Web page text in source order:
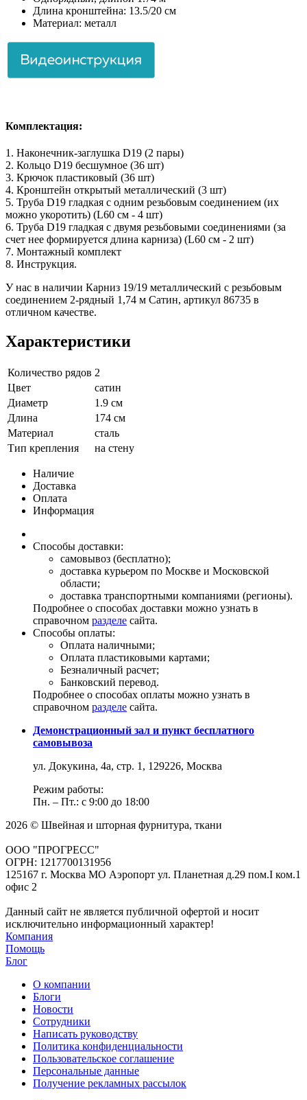
Длина кронштейна: 13.5/20 см
Материал: металл
Комплектация:
1. Наконечник-заглушка D19 (2 пары)
2. Кольцо D19 бесшумное (36 шт)
3. Крючок пластиковый (36 шт)
4. Кронштейн открытый металлический (3 шт)
5. Труба D19 гладкая с одним резьбовым соединением (их
можно укоротить) (L60 см - 4 шт)
6. Труба D19 гладкая с двумя резьбовыми соединениями (за
счет нее формируется длина карниза) (L60 см - 2 шт)
7. Монтажный комплект
8. Инструкция.
У нас в наличии Карниз 19/19 металлический с резьбовым
соединением 2-рядный 1,74 м Сатин, артикул 86735 в
отличном качестве.
Характеристики
Количество рядов 2
Цвет
сатин
Диаметр
1.9 см
Длина
174 см
Материал
сталь
Тип крепления
на стену
Наличие
Доставка
Оплата
Информация
Способы доставки:
самовывоз (бесплатно);
доставка курьером по Москве и Московской
области;
доставка транспортными компаниями (регионы).
Подробнее о способах доставки можно узнать в
справочном разделе сайта.
Способы оплаты:
Оплата наличными;
Оплата пластиковыми картами;
Безналичный расчет;
Банковский перевод.
Подробнее о способах оплаты можно узнать в
справочном разделе сайта.
Демонстрационный зал и пункт бесплатного
самовывоза
ул. Докукина, 4а, стр. 1, 129226, Москва
Режим работы:
Пн. – Пт.: с 9:00 до 18:00
2026 © Швейная и шторная фурнитура, ткани
ООО "ПРОГРЕСС"
ОГРН: 1217700131956
125167 г. Москва МО Аэропорт ул. Планетная д.29 пом.I ком.1
офис 2
Данный сайт не является публичной офертой и носит
исключительно информационный характер!
Компания
Помощь
Блог
О компании
Блоги
Новости
Сотрудники
Написать руководству
Политика конфиденциальности
Пользовательское соглашение
Персональные данные
Получение рекламных рассылок